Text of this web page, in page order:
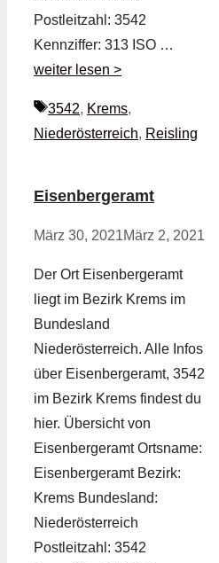
Postleitzahl: 3542
Kennziffer: 313 ISO …
weiter lesen >
Schlagwörter
3542, Krems,
Niederösterreich, Reisling
Eisenbergeramt
März 30, 2021März 2, 2021
Der Ort Eisenbergeramt
liegt im Bezirk Krems im
Bundesland
Niederösterreich. Alle Infos
über Eisenbergeramt, 3542
im Bezirk Krems findest du
hier. Übersicht von
Eisenbergeramt Ortsname:
Eisenbergeramt Bezirk:
Krems Bundesland:
Niederösterreich
Postleitzahl: 3542